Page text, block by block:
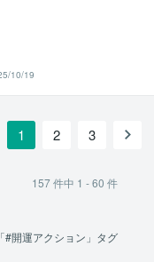
10/19
1 2 3
157件中 1 - 60 件
「#開運アクション」タグ